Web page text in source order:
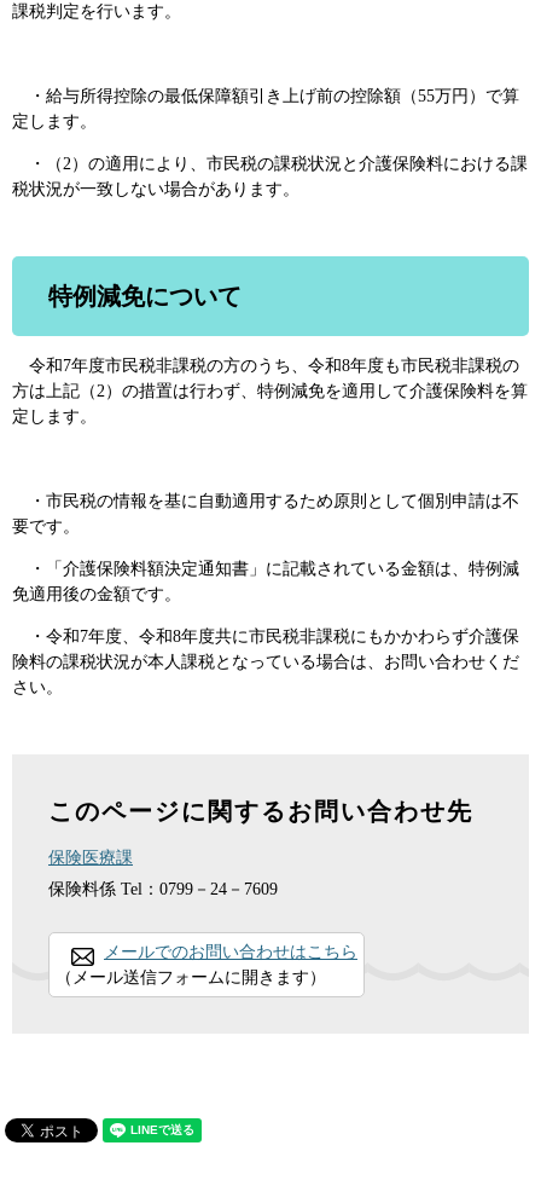
課税判定を行います。
・給与所得控除の最低保障額引き上げ前の控除額（55万円）で算
定します。
・（2）の適用により、市民税の課税状況と介護保険料における課
税状況が一致しない場合があります。
特例減免について
令和7年度市民税非課税の方のうち、令和8年度も市民税非課税の
方は上記（2）の措置は行わず、特例減免を適用して介護保険料を算
定します。
・市民税の情報を基に自動適用するため原則として個別申請は不
要です。
・「介護保険料額決定通知書」に記載されている金額は、特例減
免適用後の金額です。
・令和7年度、令和8年度共に市民税非課税にもかかわらず介護保
険料の課税状況が本人課税となっている場合は、お問い合わせくだ
さい。
このページに関するお問い合わせ先
保険医療課
保険料係 Tel：0799－24－7609
メールでのお問い合わせはこちら
（メール送信フォームに開きます）